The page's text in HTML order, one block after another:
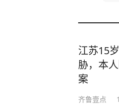
江苏15
胁，本
案
齐鲁壹点